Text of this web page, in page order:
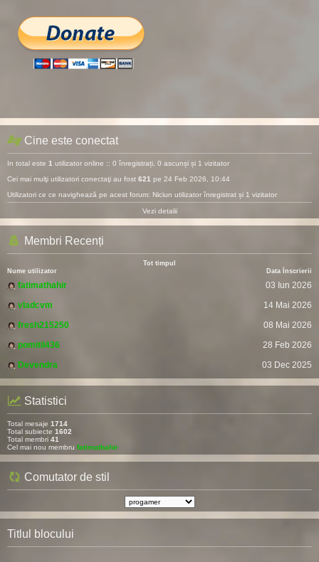
Cine este conectat
In total este 1 utilizator online :: 0 înregistrați, 0 ascunși și 1 vizitator
Cei mai mulţi utilizatori conectaţi au fost 621 pe 24 Feb 2026, 10:44
Utilizatori ce ce navighează pe acest forum: Niciun utilizator înregistrat și 1 vizitator
Vezi detalii
Membri Recenți
Tot timpul
Nume utilizator
Data Înscrierii
fatimathahir
03 Iun 2026
vladcvm
14 Mai 2026
fresh215250
08 Mai 2026
pomitil436
28 Feb 2026
Devendra
03 Dec 2025
Statistici
Total mesaje 1714
Total subiecte 1602
Total membri 41
Cel mai nou membru fatimathahir
Comutator de stil
Titlul blocului